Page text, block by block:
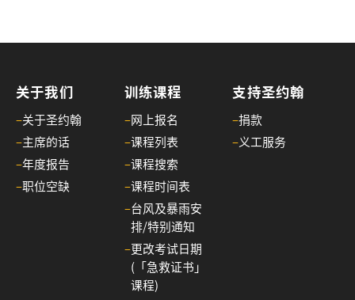
关于我们
–关于圣约翰
–主席的话
–年度报告
–职位空缺
训练课程
–网上报名
–课程列表
–课程搜索
–课程时间表
–台风及暴雨安
排/特别通知
–更改考试日期
(「急救证书」
课程)
支持圣约翰
–捐款
–义工服务